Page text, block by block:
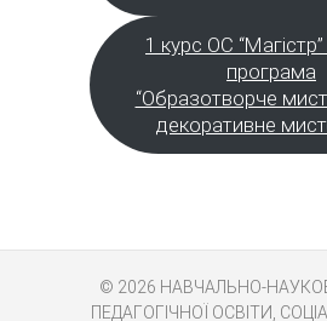
1 курс ОС “Магістр”
програма
“Образотворче
декоративне
© 2026 НАВЧАЛЬНО-
ПЕДАГОГІЧНОЇ ОСВІТИ,